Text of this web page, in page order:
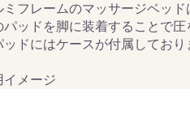
ミフレームのマッサージベッ
パッドを脚に装着することで
ッドにはケースが付属しており
イメージ